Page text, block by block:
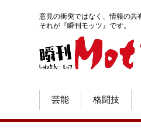
意見の衝突ではなく、情報の共
それが『瞬刊モッツ』です。
芸能 格闘技